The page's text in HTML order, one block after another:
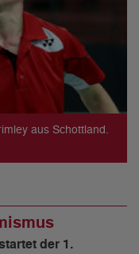
aus Schottland.
der 1.